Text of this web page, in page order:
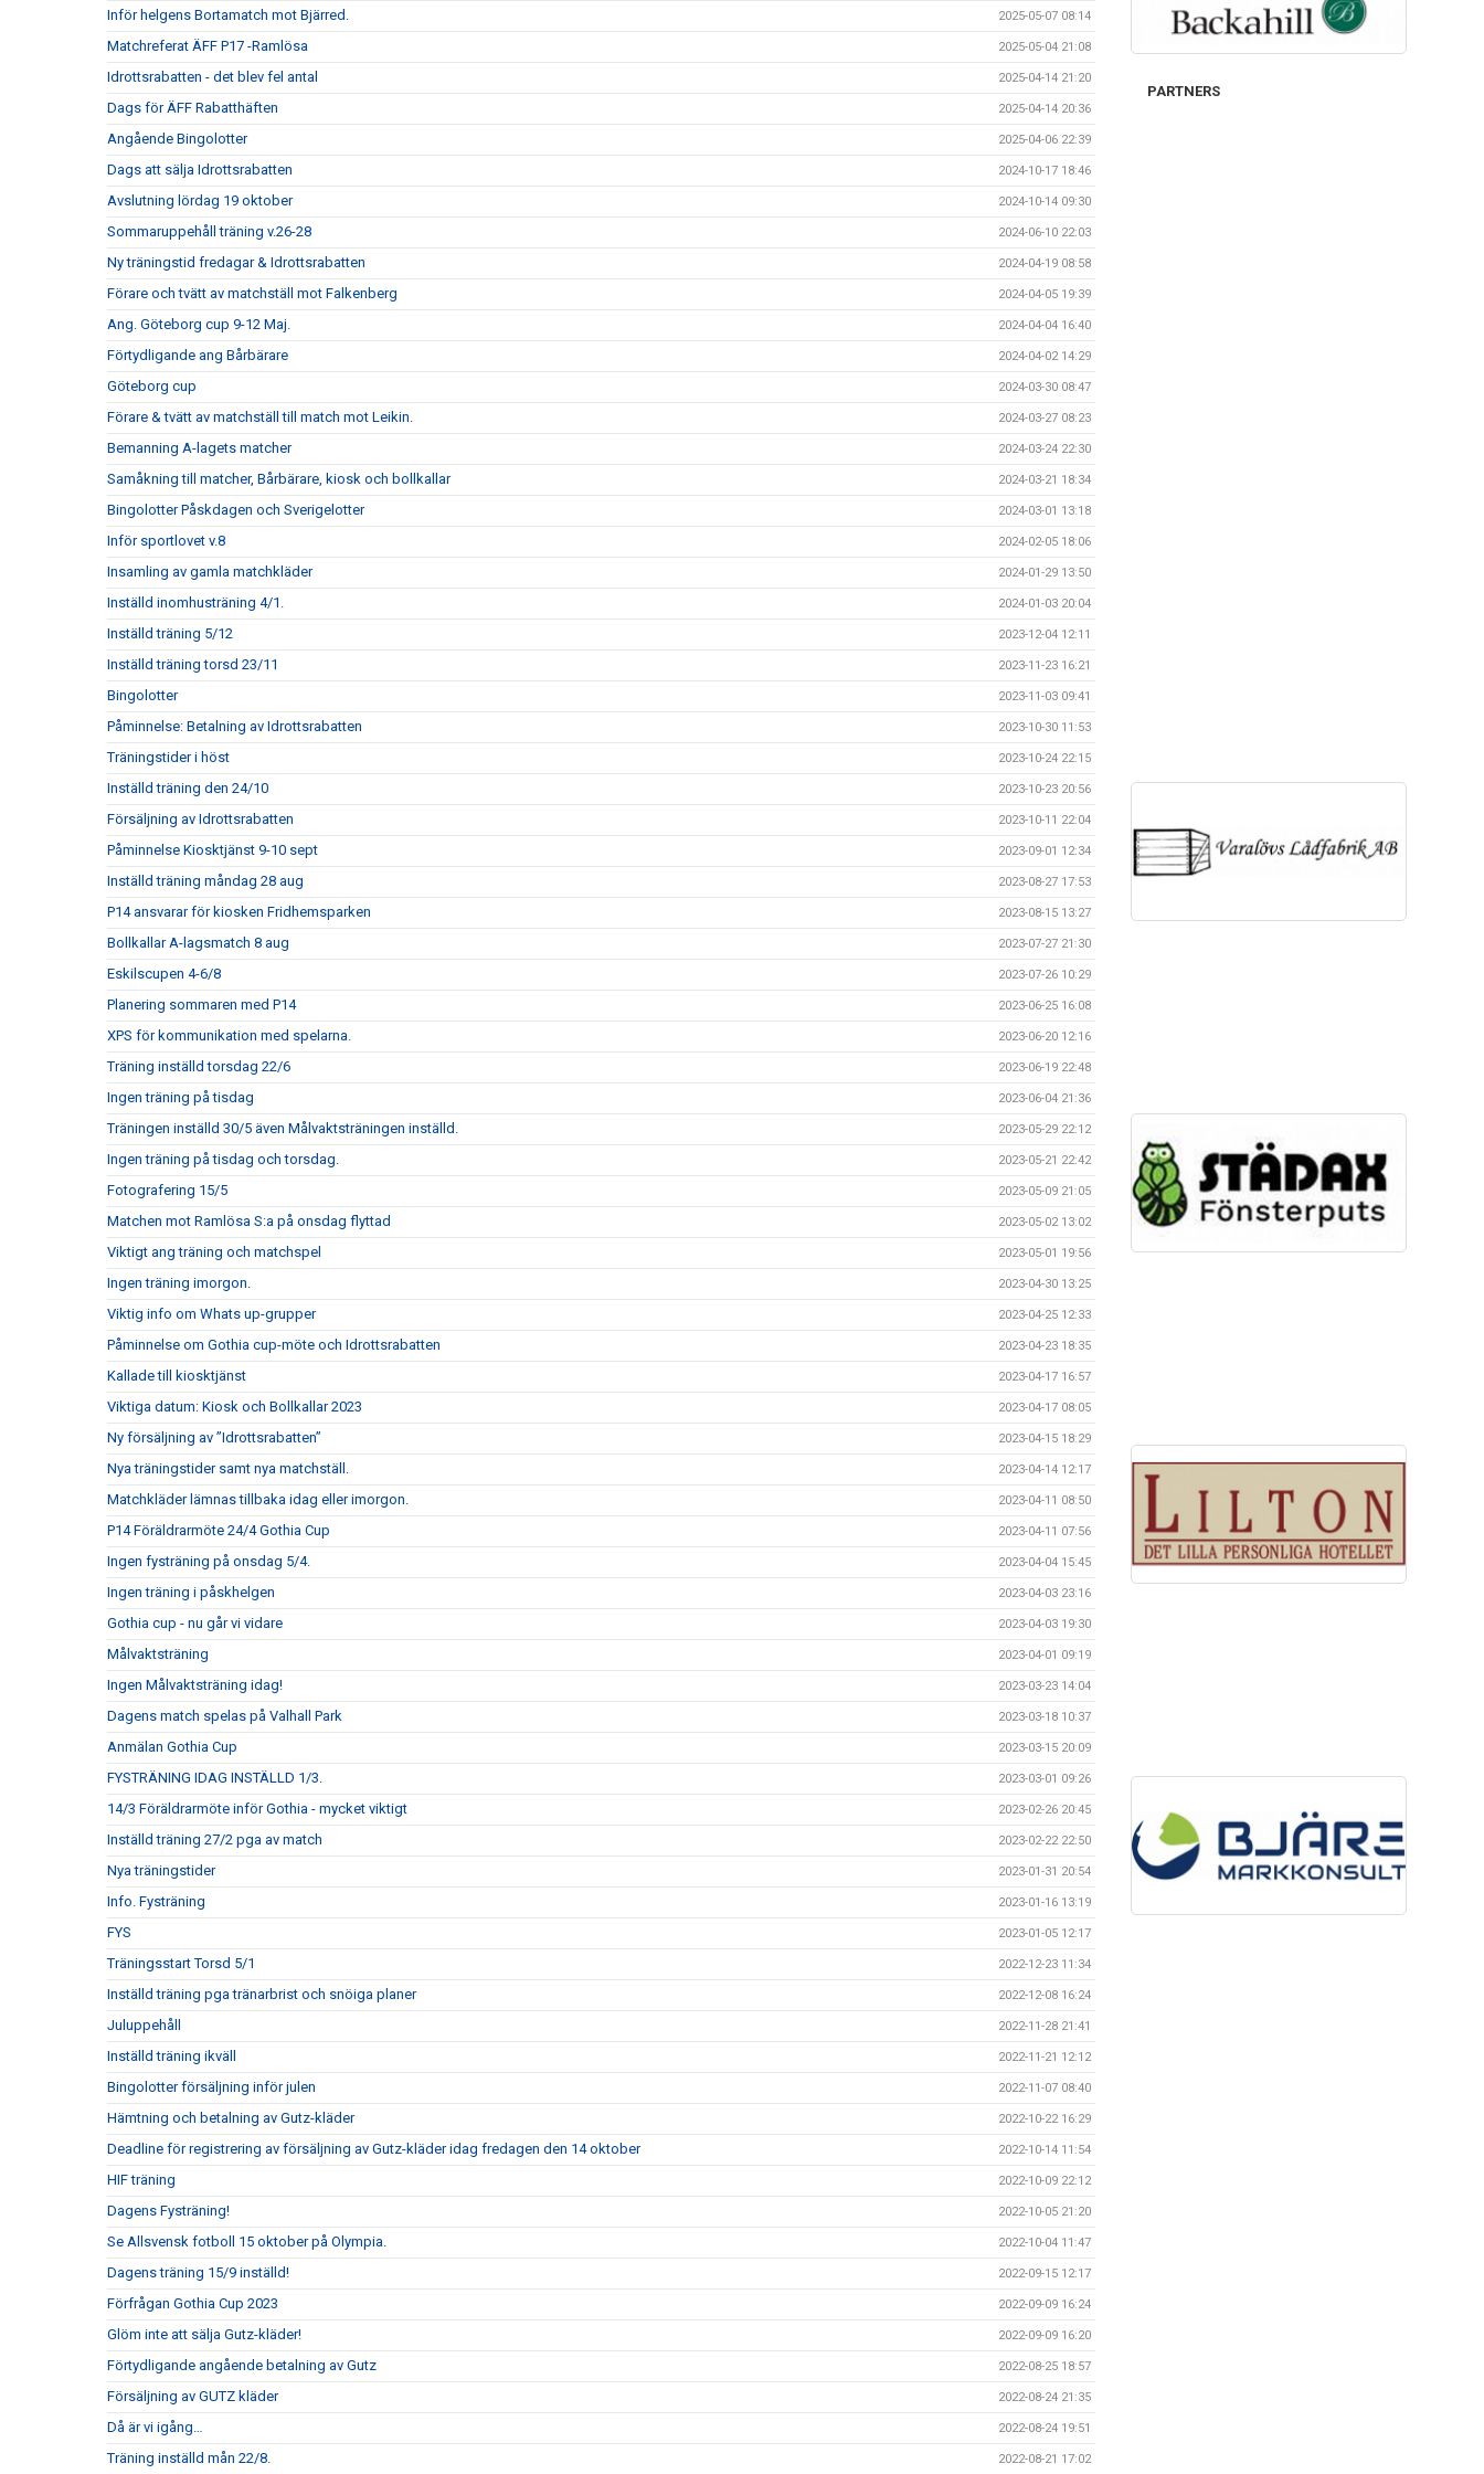
Inför helgens Bortamatch mot Bjärred. 2025-05-07 08:14
Matchreferat ÄFF P17 -Ramlösa 2025-05-04 21:08
Idrottsrabatten - det blev fel antal 2025-04-14 21:20
Dags för ÄFF Rabatthäften 2025-04-14 20:36
Angående Bingolotter 2025-04-06 22:39
Dags att sälja Idrottsrabatten 2024-10-17 18:46
Avslutning lördag 19 oktober 2024-10-14 09:30
Sommaruppehåll träning v.26-28 2024-06-10 22:03
Ny träningstid fredagar & Idrottsrabatten 2024-04-19 08:58
Förare och tvätt av matchställ mot Falkenberg 2024-04-05 19:39
Ang. Göteborg cup 9-12 Maj. 2024-04-04 16:40
Förtydligande ang Bårbärare 2024-04-02 14:29
Göteborg cup 2024-03-30 08:47
Förare & tvätt av matchställ till match mot Leikin. 2024-03-27 08:23
Bemanning A-lagets matcher 2024-03-24 22:30
Samåkning till matcher, Bårbärare, kiosk och bollkallar 2024-03-21 18:34
Bingolotter Påskdagen och Sverigelotter 2024-03-01 13:18
Inför sportlovet v.8 2024-02-05 18:06
Insamling av gamla matchkläder 2024-01-29 13:50
Inställd inomhusträning 4/1. 2024-01-03 20:04
Inställd träning 5/12 2023-12-04 12:11
Inställd träning torsd 23/11 2023-11-23 16:21
Bingolotter 2023-11-03 09:41
Påminnelse: Betalning av Idrottsrabatten 2023-10-30 11:53
Träningstider i höst 2023-10-24 22:15
Inställd träning den 24/10 2023-10-23 20:56
Försäljning av Idrottsrabatten 2023-10-11 22:04
Påminnelse Kiosktjänst 9-10 sept 2023-09-01 12:34
Inställd träning måndag 28 aug 2023-08-27 17:53
P14 ansvarar för kiosken Fridhemsparken 2023-08-15 13:27
Bollkallar A-lagsmatch 8 aug 2023-07-27 21:30
Eskilscupen 4-6/8 2023-07-26 10:29
Planering sommaren med P14 2023-06-25 16:08
XPS för kommunikation med spelarna. 2023-06-20 12:16
Träning inställd torsdag 22/6 2023-06-19 22:48
Ingen träning på tisdag 2023-06-04 21:36
Träningen inställd 30/5 även Målvaktsträningen inställd. 2023-05-29 22:12
Ingen träning på tisdag och torsdag. 2023-05-21 22:42
Fotografering 15/5 2023-05-09 21:05
Matchen mot Ramlösa S:a på onsdag flyttad 2023-05-02 13:02
Viktigt ang träning och matchspel 2023-05-01 19:56
Ingen träning imorgon. 2023-04-30 13:25
Viktig info om Whats up-grupper 2023-04-25 12:33
Påminnelse om Gothia cup-möte och Idrottsrabatten 2023-04-23 18:35
Kallade till kiosktjänst 2023-04-17 16:57
Viktiga datum: Kiosk och Bollkallar 2023 2023-04-17 08:05
Ny försäljning av ”Idrottsrabatten” 2023-04-15 18:29
Nya träningstider samt nya matchställ. 2023-04-14 12:17
Matchkläder lämnas tillbaka idag eller imorgon. 2023-04-11 08:50
P14 Föräldrarmöte 24/4 Gothia Cup 2023-04-11 07:56
Ingen fysträning på onsdag 5/4. 2023-04-04 15:45
Ingen träning i påskhelgen 2023-04-03 23:16
Gothia cup - nu går vi vidare 2023-04-03 19:30
Målvaktsträning 2023-04-01 09:19
Ingen Målvaktsträning idag! 2023-03-23 14:04
Dagens match spelas på Valhall Park 2023-03-18 10:37
Anmälan Gothia Cup 2023-03-15 20:09
FYSTRÄNING IDAG INSTÄLLD 1/3. 2023-03-01 09:26
14/3 Föräldrarmöte inför Gothia - mycket viktigt 2023-02-26 20:45
Inställd träning 27/2 pga av match 2023-02-22 22:50
Nya träningstider 2023-01-31 20:54
Info. Fysträning 2023-01-16 13:19
FYS 2023-01-05 12:17
Träningsstart Torsd 5/1 2022-12-23 11:34
Inställd träning pga tränarbrist och snöiga planer 2022-12-08 16:24
Juluppehåll 2022-11-28 21:41
Inställd träning ikväll 2022-11-21 12:12
Bingolotter försäljning inför julen 2022-11-07 08:40
Hämtning och betalning av Gutz-kläder 2022-10-22 16:29
Deadline för registrering av försäljning av Gutz-kläder idag fredagen den 14 oktober 2022-10-14 11:54
HIF träning 2022-10-09 22:12
Dagens Fysträning! 2022-10-05 21:20
Se Allsvensk fotboll 15 oktober på Olympia. 2022-10-04 11:47
Dagens träning 15/9 inställd! 2022-09-15 12:17
Förfrågan Gothia Cup 2023 2022-09-09 16:24
Glöm inte att sälja Gutz-kläder! 2022-09-09 16:20
Förtydligande angående betalning av Gutz 2022-08-25 18:57
Försäljning av GUTZ kläder 2022-08-24 21:35
Då är vi igång… 2022-08-24 19:51
Träning inställd mån 22/8. 2022-08-21 17:02
PARTNERS